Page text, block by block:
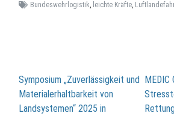
Bundeswehrlogistik, leichte Kräfte,
Beitragsnavigation
Symposium „Zuverlässigkeit und
Materialerhaltbarkeit von
Landsystemen“ 2025 in
MEDIC